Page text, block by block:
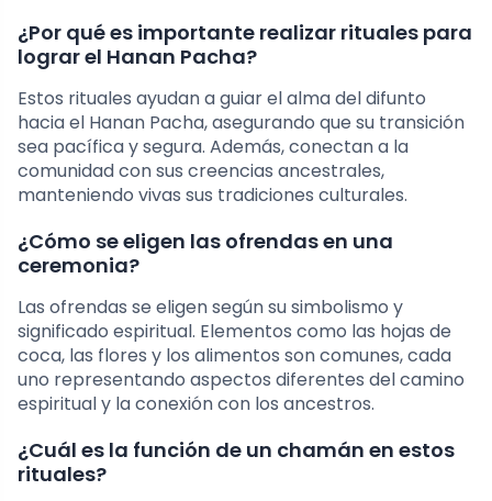
¿Por qué es importante realizar rituales para
lograr el Hanan Pacha?
Estos rituales ayudan a guiar el alma del difunto
hacia el Hanan Pacha, asegurando que su transición
sea pacífica y segura. Además, conectan a la
comunidad con sus creencias ancestrales,
manteniendo vivas sus tradiciones culturales.
¿Cómo se eligen las ofrendas en una
ceremonia?
Las ofrendas se eligen según su simbolismo y
significado espiritual. Elementos como las hojas de
coca, las flores y los alimentos son comunes, cada
uno representando aspectos diferentes del camino
espiritual y la conexión con los ancestros.
¿Cuál es la función de un chamán en estos
rituales?